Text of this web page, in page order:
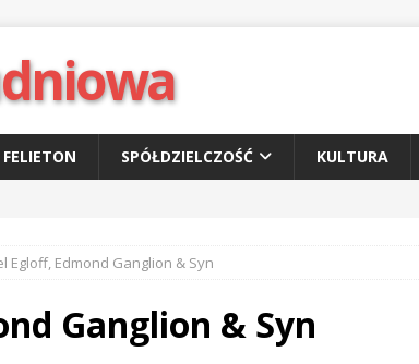
FELIETON SPÓŁDZIELCZOŚĆ KULTURA
Egloff, Edmond Ganglion & Syn
Ganglion & Syn